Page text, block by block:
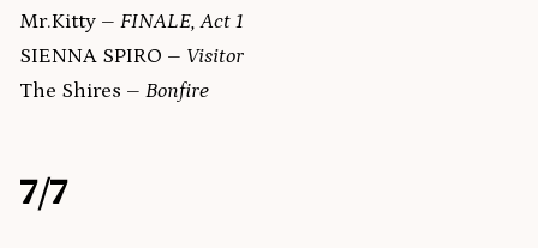
Mr.Kitty – FINALE, Act 1
SIENNA SPIRO – Visitor
The Shires – Bonfire
7/7